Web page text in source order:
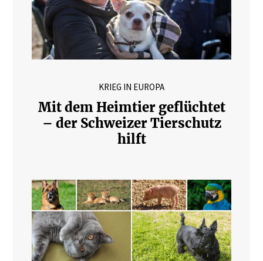
KRIEG IN EUROPA
Mit dem Heimtier geflüchtet
– der Schweizer Tierschutz
hilft